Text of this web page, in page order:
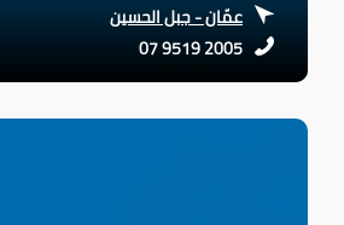
عمّان - جبل الحسين
07 9519 2005